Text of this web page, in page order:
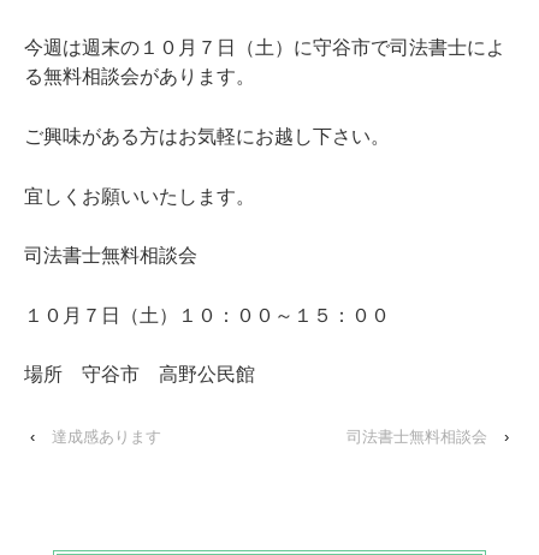
今週は週末の１０月７日（土）に守谷市で司法書士によ
る無料相談会があります。
ご興味がある方はお気軽にお越し下さい。
宜しくお願いいたします。
司法書士無料相談会
１０月７日（土）１０：００～１５：００
場所 守谷市 高野公民館
‹ 達成感あります 司法書士無料相談会 ›